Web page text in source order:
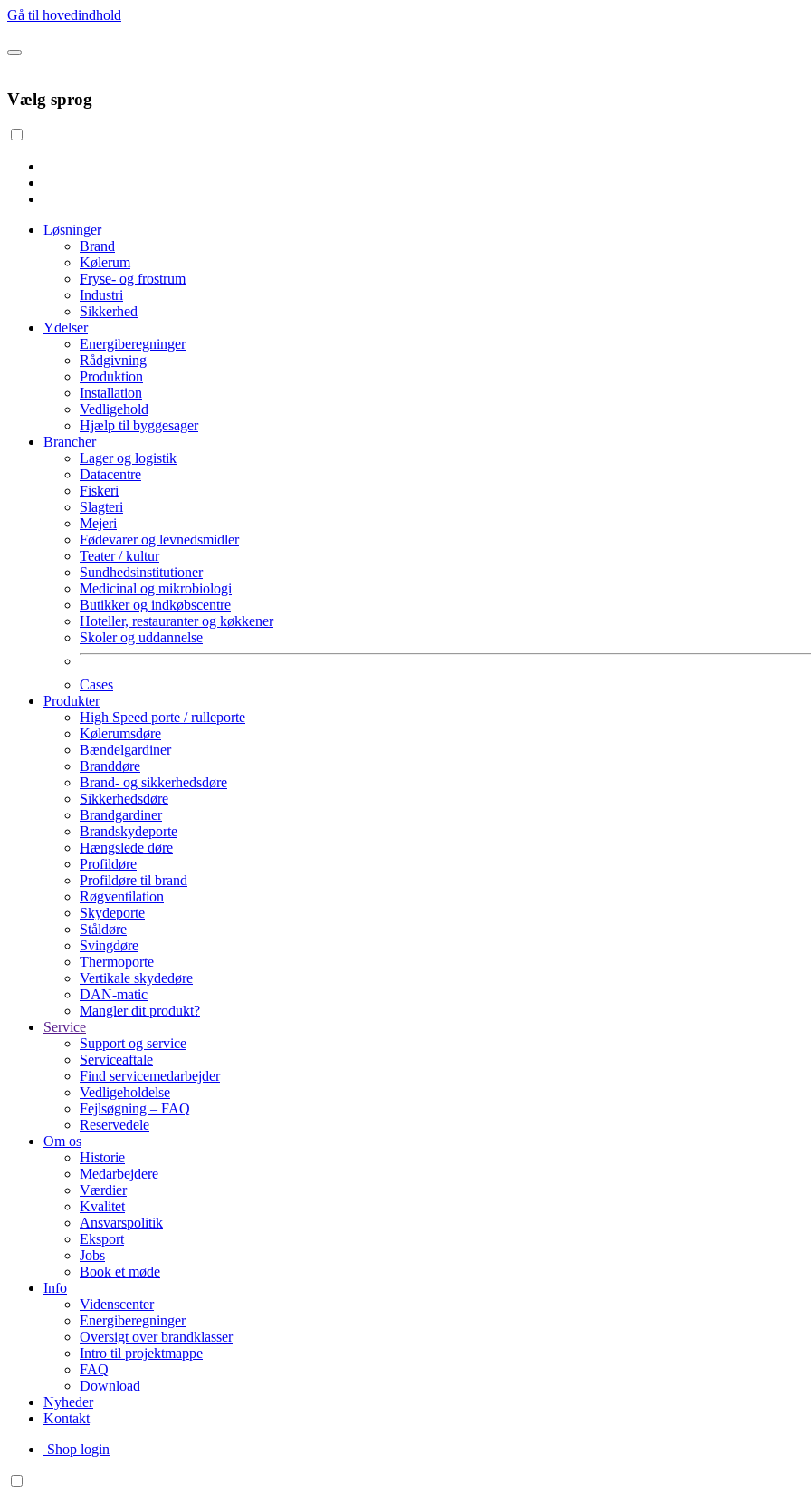
Gå til hovedindhold
Vælg sprog
Løsninger
Brand
Kølerum
Fryse- og frostrum
Industri
Sikkerhed
Ydelser
Energiberegninger
Rådgivning
Produktion
Installation
Vedligehold
Hjælp til byggesager
Brancher
Lager og logistik
Datacentre
Fiskeri
Slagteri
Mejeri
Fødevarer og levnedsmidler
Teater / kultur
Sundhedsinstitutioner
Medicinal og mikrobiologi
Butikker og indkøbscentre
Hoteller, restauranter og køkkener
Skoler og uddannelse
Cases
Produkter
High Speed porte / rulleporte
Kølerumsdøre
Bændelgardiner
Branddøre
Brand- og sikkerhedsdøre
Sikkerhedsdøre
Brandgardiner
Brandskydeporte
Hængslede døre
Profildøre
Profildøre til brand
Røgventilation
Skydeporte
Ståldøre
Svingdøre
Thermoporte
Vertikale skydedøre
DAN-matic
Mangler dit produkt?
Service
Support og service
Serviceaftale
Find servicemedarbejder
Vedligeholdelse
Fejlsøgning – FAQ
Reservedele
Om os
Historie
Medarbejdere
Værdier
Kvalitet
Ansvarspolitik
Eksport
Jobs
Book et møde
Info
Videnscenter
Energiberegninger
Oversigt over brandklasser
Intro til projektmappe
FAQ
Download
Nyheder
Kontakt
Shop login